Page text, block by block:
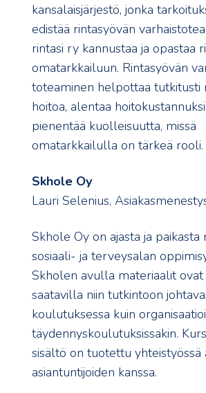
kansalaisjärjestö, jonka
edistää rintasyövän
rintasi ry kannustaa ja opastaa
omatarkkailuun. Rintasyövän
toteaminen helpottaa tutkitusti
hoitoa, alentaa
pienentää kuolleisuutta, missä
omatarkkailulla on tärkeä rooli.
Skhole Oy
Lauri Selenius,
Skhole Oy on ajasta ja
sosiaali- ja terveysalan
Skholen avulla materiaalit
saatavilla niin tutkintoon
koulutuksessa kuin
täydennyskoulutuksissakin.
sisältö on tuotettu yhteistyössä
asiantuntijoiden kanssa.